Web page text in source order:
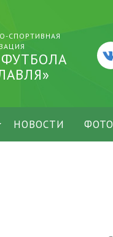
СПОРТИВНАЯ
НОВОСТИ